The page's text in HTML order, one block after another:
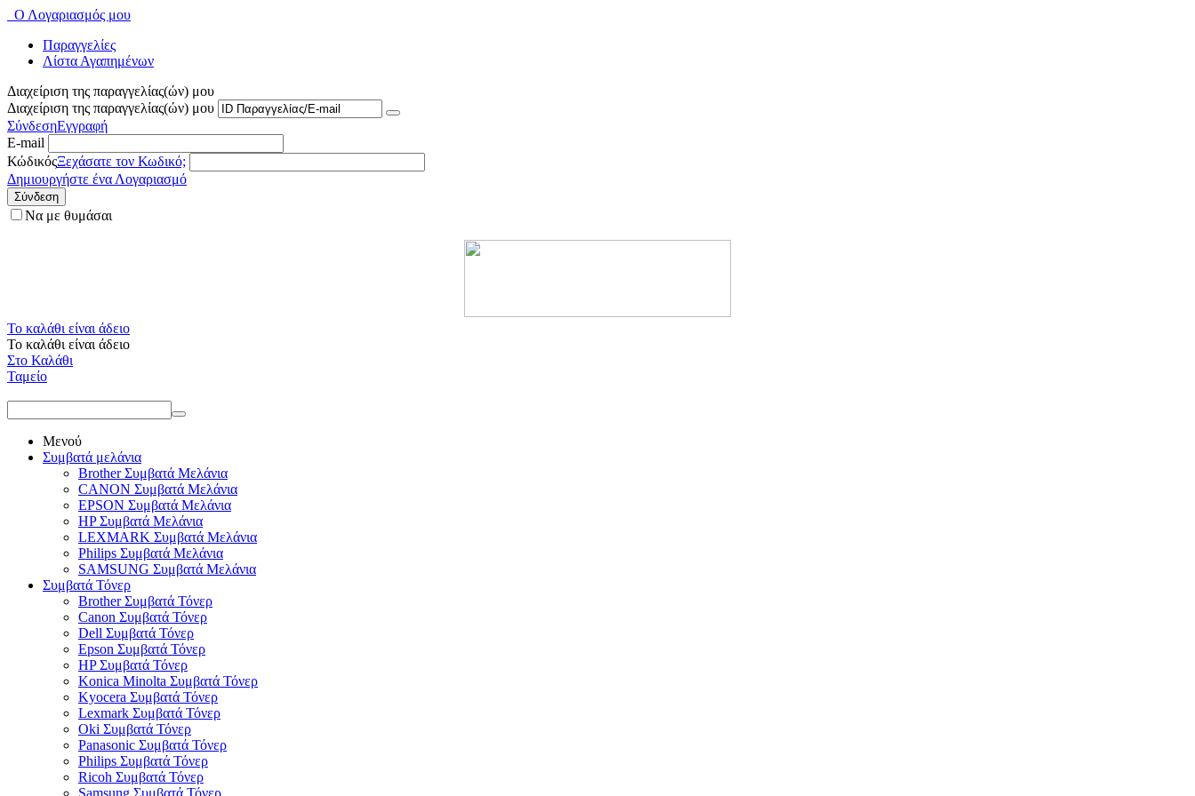
Ο Λογαριασμός μου
Παραγγελίες
Λίστα Αγαπημένων
Διαχείριση της παραγγελίας(ών) μου
Διαχείριση της παραγγελίας(ών) μου
ΣύνδεσηΕγγραφή
E-mail
ΚώδικόςΞεχάσατε τον Κωδικό;
Δημιουργήστε ένα Λογαριασμό
Σύνδεση
Να με θυμάσαι
Το καλάθι είναι άδειο
Το καλάθι είναι άδειο
Στο Καλάθι
Ταμείο
Μενού
Συμβατά μελάνια
Brother Συμβατά Μελάνια
CANON Συμβατά Μελάνια
EPSON Συμβατά Μελάνια
HP Συμβατά Μελάνια
LEXMARK Συμβατά Μελάνια
Philips Συμβατά Μελάνια
SAMSUNG Συμβατά Μελάνια
Συμβατά Τόνερ
Brother Συμβατά Τόνερ
Canon Συμβατά Τόνερ
Dell Συμβατά Τόνερ
Epson Συμβατά Τόνερ
HP Συμβατά Τόνερ
Konica Minolta Συμβατά Τόνερ
Kyocera Συμβατά Τόνερ
Lexmark Συμβατά Τόνερ
Oki Συμβατά Τόνερ
Panasonic Συμβατά Τόνερ
Philips Συμβατά Τόνερ
Ricoh Συμβατά Τόνερ
Samsung Συμβατά Τόνερ